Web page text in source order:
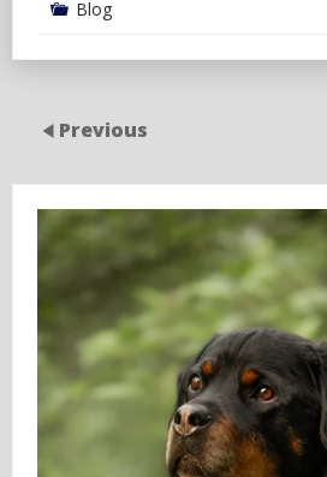
Blog
Previous